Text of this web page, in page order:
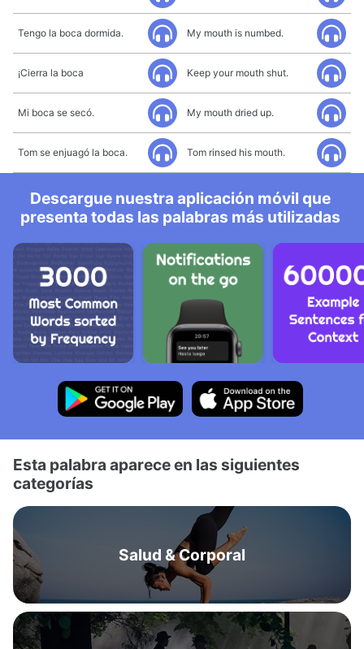
Tengo la boca dormida. My mouth is numbed.
¡Cierra la boca Keep your mouth shut.
Mi boca se secó. My mouth dried up.
Tom se enjuagó la boca. Tom rinsed his mouth.
Descargue nuestra aplicación móvil que
presenta todas las palabras más utilizadas
Esta palabra aparece en las siguientes
categorías
Salud & Corporal